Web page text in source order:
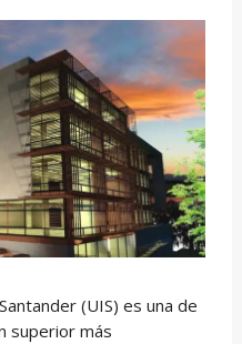
(UIS) es una de
superior más